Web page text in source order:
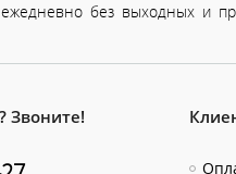
без выходных и
Звоните!